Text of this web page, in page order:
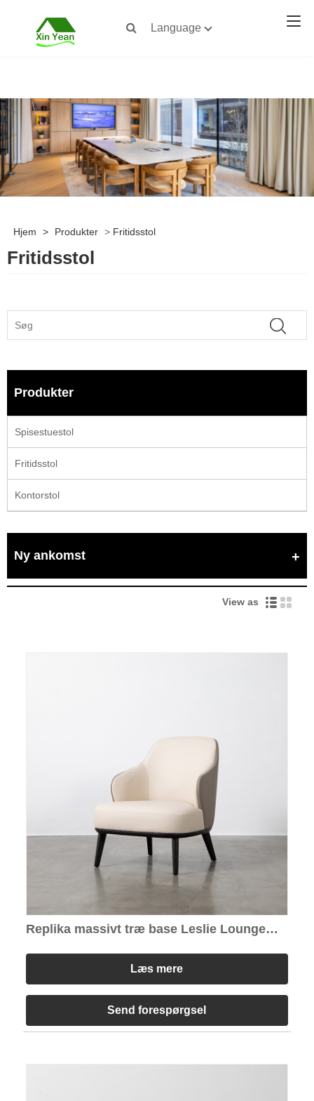
Language
Hjem > Produkter > Fritidsstol
Fritidsstol
Produkter
Spisestuestol
Fritidsstol
Kontorstol
Ny ankomst
View as
Replika massivt træ base Leslie Lounge
Læs mere
Send forespørgsel